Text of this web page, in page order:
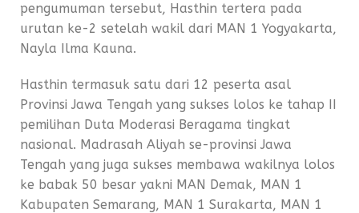
pengumuman tersebut, Hasthin tertera pada
urutan ke-2 setelah wakil dari MAN 1 Yogyakarta,
Nayla Ilma Kauna.
Hasthin termasuk satu dari 12 peserta asal
Provinsi Jawa Tengah yang sukses lolos ke tahap II
pemilihan Duta Moderasi Beragama tingkat
nasional. Madrasah Aliyah se-provinsi Jawa
Tengah yang juga sukses membawa wakilnya lolos
ke babak 50 besar yakni MAN Demak, MAN 1
Kabupaten Semarang, MAN 1 Surakarta, MAN 1